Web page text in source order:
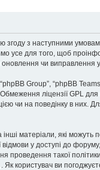
згоду з наступними
усе для того, щоб
чи виправлення
Group”, “phpBB
. Обмеження ліцензії GPL
чи на поведінку в них.
матеріали, які можуть
відмови у доступі до
такої
користувач ви